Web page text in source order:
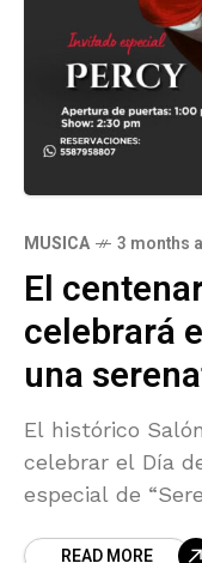
MUSICA 3 months
El
celebrará
una
El histórico
celebrar el Día
especial de
READ MORE